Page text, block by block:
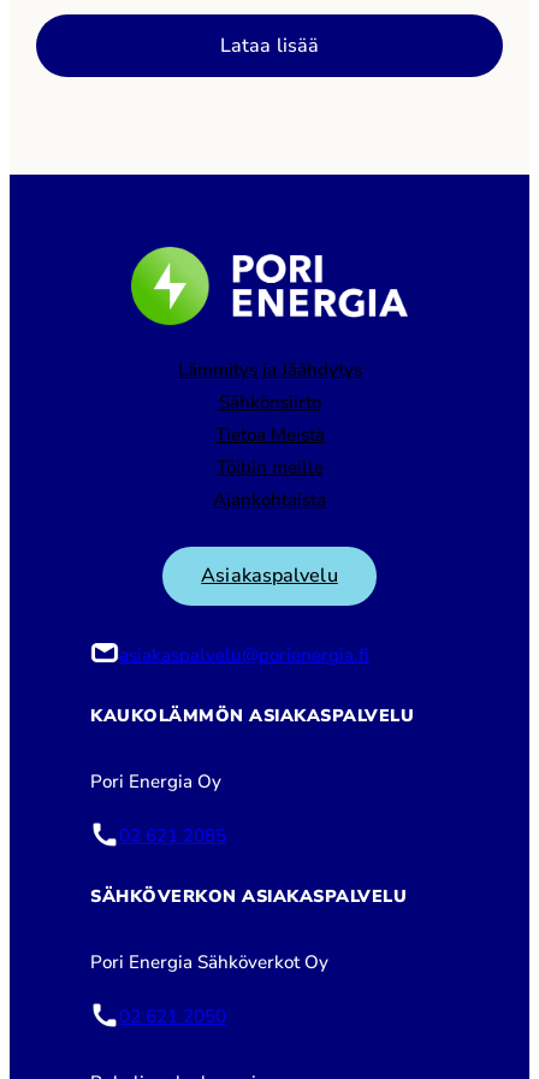
käyttöön uudistetun kaukolämmön asiointipalvelun
Lataa lisää
Lämmitys ja Jäähdytys
Sähkönsiirto
Tietoa Meistä
Töihin meille
Ajankohtaista
Asiakaspalvelu
asiakaspalvelu@porienergia.fi
KAUKOLÄMMÖN ASIAKASPALVELU
Pori Energia Oy
02 621 2085
SÄHKÖVERKON ASIAKASPALVELU
Pori Energia Sähköverkot Oy
02 621 2050